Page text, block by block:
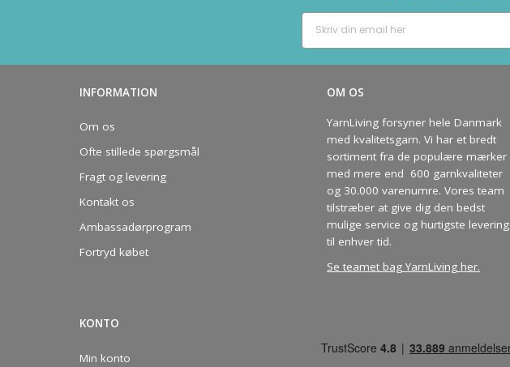
INFORMATION
Om os
Ofte stillede spørgsmål
Fragt og levering
Kontakt os
Ambassadørprogram
Fortryd købet
KONTO
Min konto
OM OS
YarnLiving forsyner hele Danmark
med kvalitetsgarn. Vi har et bredt
sortiment fra de populære mærker
med mere end 600 garnkvaliteter
og 30.000 varenumre. Vores team
tilstræber at give dig den bedst
mulige service og hurtigste levering
til enhver tid.
Se teamet bag YarnLiving her.